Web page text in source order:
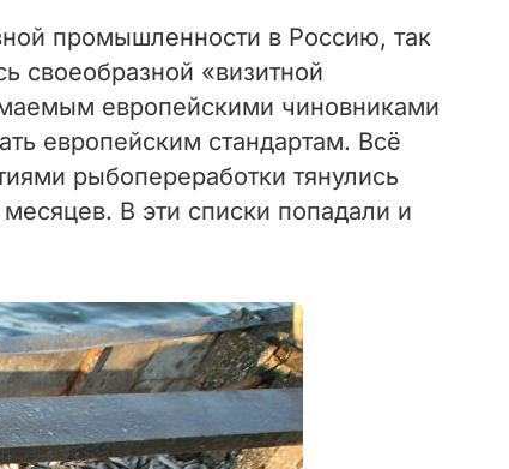
промышленности в Россию, так
своеобразной «визитной
европейскими чиновниками
европейским стандартам. Всё
рыбопереработки тянулись
В эти списки попадали и